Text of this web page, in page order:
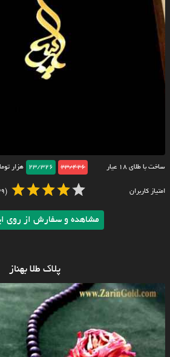
ساخت با طلای ۱۸ عیار 23/426
23/326 هزار
امتیاز کاربران (639)
مشاهده و سفارش از روی
پلاک طلا بهناز